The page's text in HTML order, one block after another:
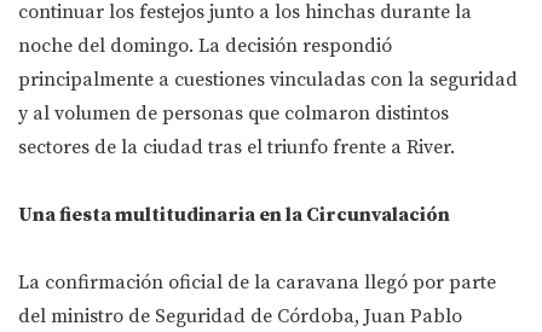
continuar los festejos junto a los hinchas durante la
noche del domingo. La decisión respondió
principalmente a cuestiones vinculadas con la seguridad
y al volumen de personas que colmaron distintos
sectores de la ciudad tras el triunfo frente a River.
Una fiesta multitudinaria en la Circunvalación
La confirmación oficial de la caravana llegó por parte
del ministro de Seguridad de Córdoba, Juan Pablo